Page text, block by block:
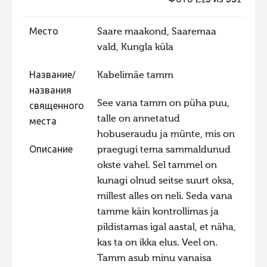
Фотоконкурс 2014
Фотоконкурс 2012
Фотоконкурс 2011
Фотоконкурс 2010
Фотоконкурс 2008
Место
Saare maakond, Saaremaa
vald, Kungla küla
Название/
названия
священного
места
Kabelimäe tamm
Описание
See vana tamm on püha puu,
talle on annetatud
hobuseraudu ja münte, mis on
praegugi tema sammaldunud
okste vahel. Sel tammel on
kunagi olnud seitse suurt oksa,
millest alles on neli. Seda vana
tamme käin kontrollimas ja
pildistamas igal aastal, et näha,
kas ta on ikka elus. Veel on.
Tamm asub minu vanaisa